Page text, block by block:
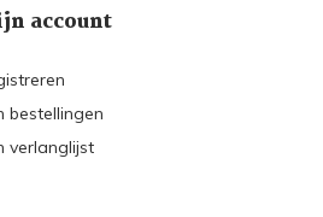
account
bestellingen
verlanglijst